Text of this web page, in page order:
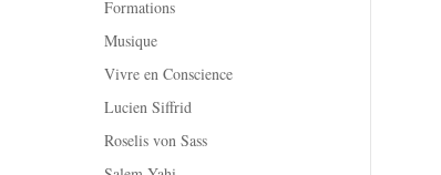
Formations
Musique
Vivre en Conscience
Lucien Siffrid
Roselis von Sass